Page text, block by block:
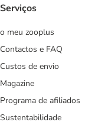
Serviços
o meu zooplus
Contactos e FAQ
Custos de envio
Magazine
Programa de afiliados
Sustentabilidade